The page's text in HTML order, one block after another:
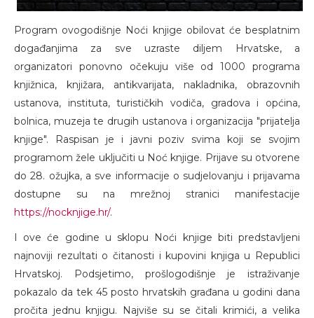
Program ovogodišnje Noći knjige obilovat će besplatnim
događanjima za sve uzraste diljem Hrvatske, a
organizatori ponovno očekuju više od 1000 programa
knjižnica, knjižara, antikvarijata, nakladnika, obrazovnih
ustanova, instituta, turističkih vodiča, gradova i općina,
bolnica, muzeja te drugih ustanova i organizacija "prijatelja
knjige". Raspisan je i javni poziv svima koji se svojim
programom žele uključiti u Noć knjige. Prijave su otvorene
do 28. ožujka, a sve informacije o sudjelovanju i prijavama
dostupne su na mrežnoj stranici manifestacije
https://nocknjige.hr/.
I ove će godine u sklopu Noći knjige biti predstavljeni
najnoviji rezultati o čitanosti i kupovini knjiga u Republici
Hrvatskoj. Podsjetimo, prošlogodišnje je istraživanje
pokazalo da tek 45 posto hrvatskih građana u godini dana
pročita jednu knjigu. Najviše su se čitali krimići, a velika